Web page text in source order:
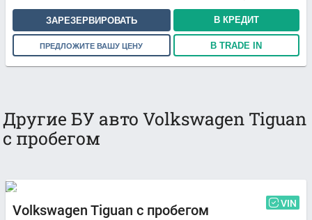
ЗАРЕЗЕРВИРОВАТЬ В КРЕДИТ
ПРЕДЛОЖИТЕ ВАШУ ЦЕНУ В TRADE IN
Другие БУ авто Volkswagen Tiguan
с пробегом
Volkswagen Tiguan с пробегом VIN